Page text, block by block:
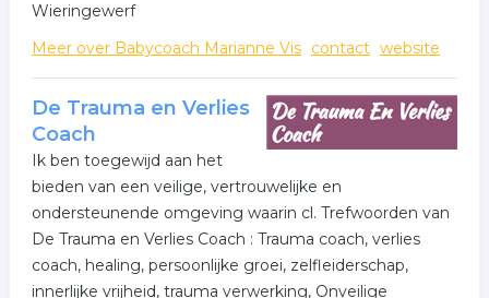
mogelijkheden.
“Het beste wat ik voor je kan doen is het goede in je
naar boven halen”.
Als coach ga ik graag met je in gesprek om je
kwaliteiten te onderzoeken en om vanuit die kracht
weer plezier in je dagelijkse werk/leven te ervaren.
De eerste kennismaking is altijd vrijblijvend.
Wieringewerf
Meer over Babycoach Marianne Vis contact website
De Trauma en Verlies
Coach
Ik ben toegewijd aan het
bieden van een veilige, vertrouwelijke en
ondersteunende omgeving waarin cl. Trefwoorden van
De Trauma en Verlies Coach : Trauma coach, verlies
coach, healing, persoonlijke groei, zelfleiderschap,
innerlijke vrijheid, trauma verwerking, Onveilige